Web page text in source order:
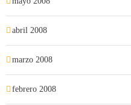
abril 2008
marzo 2008
febrero 2008